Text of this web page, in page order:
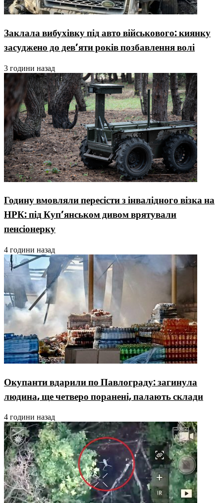
Заклала вибухівку під авто військового: киянку
засуджено до дев’яти років позбавлення волі
3 години назад
Годину вмовляли пересісти з інвалідного візка на
НРК: під Куп’янськом дивом врятували
пенсіонерку
4 години назад
Окупанти вдарили по Павлограду: загинула
людина, ще четверо поранені, палають склади
4 години назад